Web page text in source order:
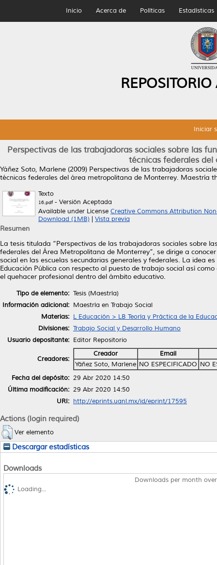
Inicio Acerca de Políticas Estadísticas
Iniciar
Perspectivas de las trabajadoras sociales sobre las
técnicas federales
Yáñez Soto, Marlene (2009) Perspectivas de las trabajadoras
técnicas federales del área metropolitana de Monterrey. Maestría
Texto
16.pdf- Versión Aceptada
Available under License Creative Commons Attribution
Download (1MB)
Vista previa
Resumen
La tesis titulada “Perspectivas de las trabajadoras sociales sobre
federales del Área Metropolitana de Monterrey”, se dirige a
social en las escuelas secundarias generales y federales. La idea
Educación Pública con respecto al puesto de trabajo social así
el quehacer profesional dentro del ámbito educativo.
Tipo de elemento: Tesis (Maestría)
Información adicional: Maestría en Trabajo Social
Materias: L Educación > LB Teoría y Práctica de la
Divisiones: Trabajo Social y Desarrollo Humano
Usuario depositante: Editor Repositorio
Creadores:
Creador
Email
Yáñez Soto, Marlene NO ESPECIFICADO NO
Fecha del depósito: 29 Abr 2020 14:50
Última modificación: 29 Abr 2020 14:50
URI: http://eprints.uanl.mx/id/eprint/17595
Actions (login required)
Ver elemento
Descargar estadísticas
Downloads
Downloads per month
Loading...